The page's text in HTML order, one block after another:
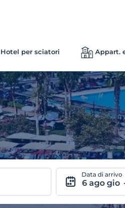
Hotel per sciatori Appart.
Data di arrivo
6 ago gio